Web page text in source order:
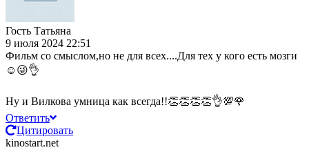
Гость Татьяна
9 июля 2024 22:51
Фильм со смыслом,но не для всех....Для тех у кого есть мозги
☺️😜👌
Ну и Вилкова умница как всегда!!👏👏👏👏👌💯🌹
Ответить
Цитировать
kinostart.net